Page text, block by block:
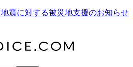
震に対する被災地支援のお知らせ